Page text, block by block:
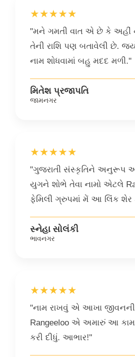
★★★★★
"મને ગમતી વાત એ છે કે અહીં
તેની રાશિ પણ બતાવેલી છે.
નામ શોધવામાં બહુ મદદ મળી."
મિતેશ પ્રજાપતિ
જામનગર
★★★★★
"ગુજરાતી સંસ્કૃતિને અનુરૂપ
યુગને શોભે તેવા નામો એટલે
ફેમિલી ગ્રુપમાં મેં આ લિંક શેર
સ્નેહા સોલંકી
ભાવનગર
★★★★★
"નામ રાખવું એ આખા
Rangeeloo એ અમારું આ
કરી દીધું. આભાર!"